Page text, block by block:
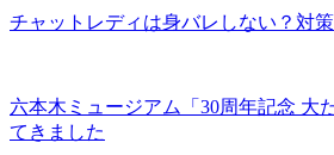
チャットレディは身バレしない？対
六本木ミュージアム「30周年記念 大
てきました